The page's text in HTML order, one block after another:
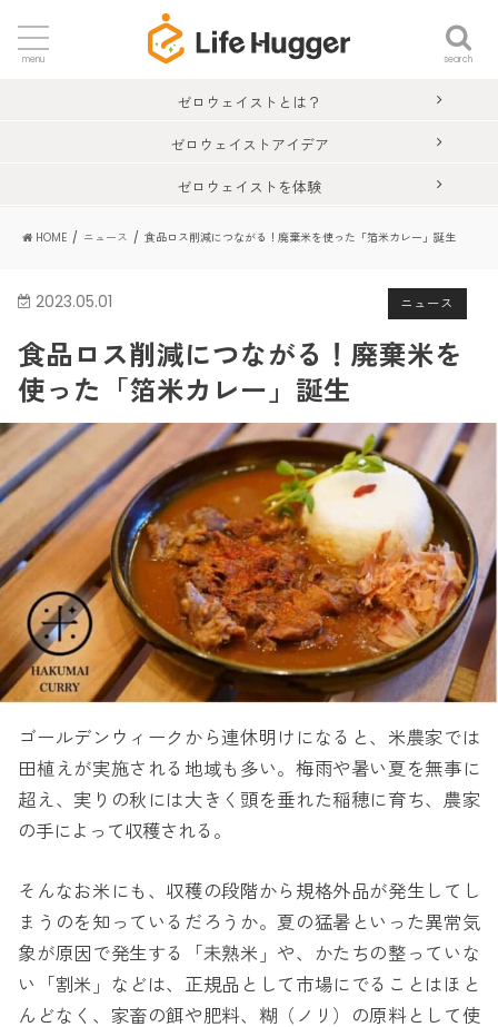
search
menu
ゼロウェイストとは？
ゼロウェイストアイデア
ゼロウェイストを体験
HOME ニュース 食品ロス削減につながる！廃棄米を使った「箔米カレー」誕生
ニュース
2023.05.01
食品ロス削減につながる！廃棄米を
使った「箔米カレー」誕生
ゴールデンウィークから連休明けになると、米農家では
田植えが実施される地域も多い。梅雨や暑い夏を無事に
超え、実りの秋には大きく頭を垂れた稲穂に育ち、農家
の手によって収穫される。
そんなお米にも、収穫の段階から規格外品が発生してし
まうのを知っているだろうか。夏の猛暑といった異常気
象が原因で発生する「未熟米」や、かたちの整っていな
い「割米」などは、正規品として市場にでることはほと
んどなく、家畜の餌や肥料、糊（ノリ）の原料として使